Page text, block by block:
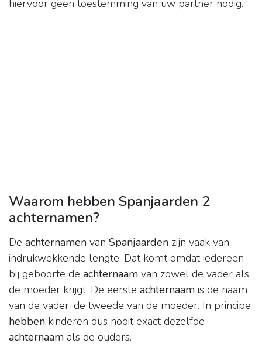
hiervoor geen toestemming van uw partner nodig.
Waarom hebben Spanjaarden 2
achternamen?
De achternamen van Spanjaarden zijn vaak van
indrukwekkende lengte. Dat komt omdat iedereen
bij geboorte de achternaam van zowel de vader als
de moeder krijgt. De eerste achternaam is de naam
van de vader, de tweede van de moeder. In principe
hebben kinderen dus nooit exact dezelfde
achternaam als de ouders.